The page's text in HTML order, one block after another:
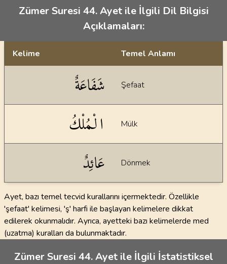
Zümer Suresi 44. Ayet ile İlgili Dil Bilgisi
Açıklamaları:
Kelime Temel Anlamı
شَفَاعَةٌ Şefaat
الْمُلْكُ Mülk
عَائِدٌ Dönmek
Ayet, bazı temel tecvid kurallarını içermektedir. Özellikle
'şefaat' kelimesi, 'ş' harfi ile başlayan kelimelere dikkat
edilerek okunmalıdır. Ayrıca, ayetteki bazı kelimelerde med
(uzatma) kuralları da bulunmaktadır.
Zümer Suresi 44. Ayet ile İlgili İstatistiksel